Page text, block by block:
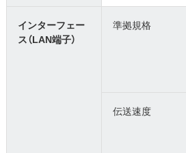
インターフェー
ス（LAN端子）
準拠規格
伝送速度